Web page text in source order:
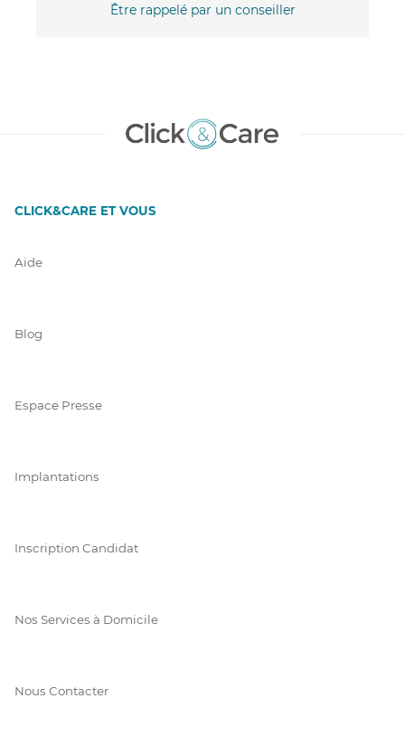
Être rappelé par un conseiller
CLICK&CARE ET VOUS
Aide
Blog
Espace Presse
Implantations
Inscription Candidat
Nos Services à Domicile
Nous Contacter